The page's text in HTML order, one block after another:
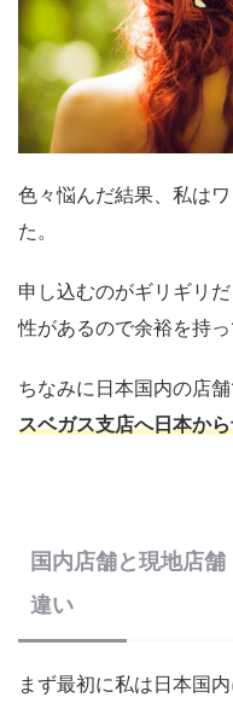
色々悩んだ結果、私は
た。
申し込むのがギリギリ
性があるので余裕を持っ
ちなみに日本国内の店舗
スベガス支店へ日本か
国内店舗と現地店
違い
まず最初に私は日本国